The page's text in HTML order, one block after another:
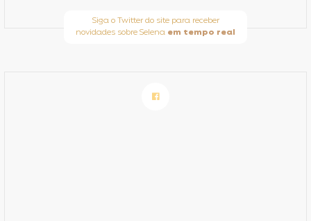
Siga o Twitter do site para receber
novidades sobre Selena em tempo real